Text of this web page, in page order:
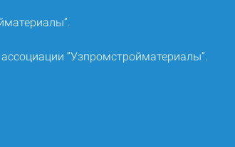
“Узпромстройматериалы”.